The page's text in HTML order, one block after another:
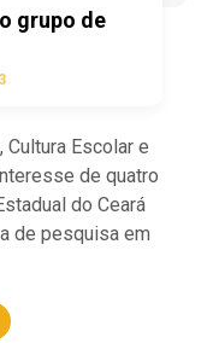
grupo de
Escolar e
de quatro
do Ceará
de pesquisa em